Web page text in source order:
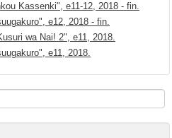
Kassenki", е11-12, 2018 - fin.
е12, 2018 - fin.
wa Nai! 2", е11, 2018.
е11, 2018.